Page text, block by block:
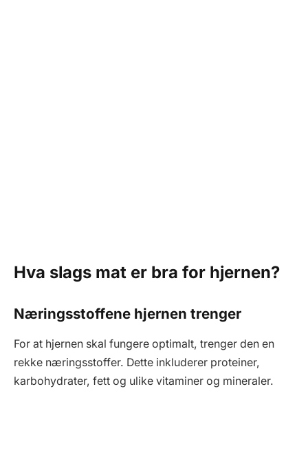
Hva slags mat er bra for hjernen?
Næringsstoffene hjernen trenger
For at hjernen skal fungere optimalt, trenger den en
rekke næringsstoffer. Dette inkluderer proteiner,
karbohydrater, fett og ulike vitaminer og mineraler.